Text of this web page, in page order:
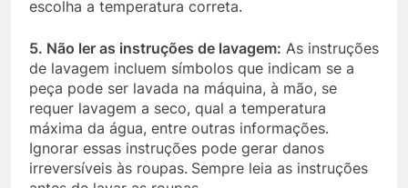
escolha a temperatura correta.
5. Não ler as instruções de lavagem: As instruções
de lavagem incluem símbolos que indicam se a
peça pode ser lavada na máquina, à mão, se
requer lavagem a seco, qual a temperatura
máxima da água, entre outras informações.
Ignorar essas instruções pode gerar danos
irreversíveis às roupas. Sempre leia as instruções